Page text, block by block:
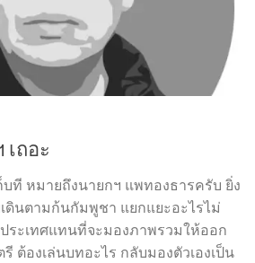
ถอะ
บที หมายถึงนายกฯ แพทองธารครับ ยิ่ง
ดินตามก้นกัมพูชา แยกแยะอะไรไม่
ประเทศแทนที่จะมองภาพรวมให้ออก
ต้องเล่นบทอะไร กลับมองตัวเองเป็น